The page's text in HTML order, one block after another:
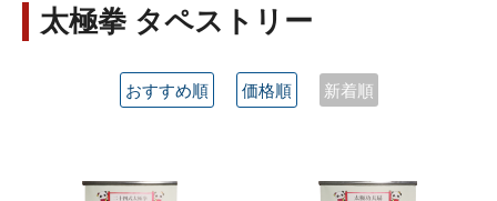
太極拳 タペストリー
おすすめ順 価格順 新着順